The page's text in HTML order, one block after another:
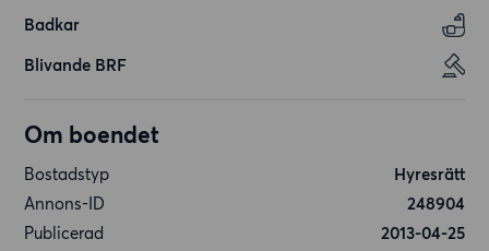
Badkar
Blivande BRF
Om boendet
Bostadstyp
Hyresrätt
Annons-ID
248904
Publicerad
2013-04-25